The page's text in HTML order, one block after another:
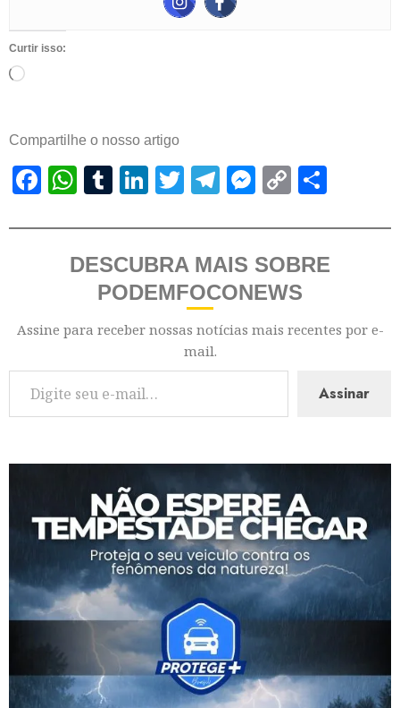
Curtir isso:
Compartilhe o nosso artigo
Facebook
WhatsApp
Tumblr
LinkedIn
Twitter
Telegram
Messenger
Copy
DESCUBRA MAIS SOBRE
PODEMFOCONEWS
Assine para receber nossas notícias mais recentes por e-
mail.
Assinar